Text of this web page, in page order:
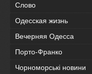
Слово
Одесская жизнь
Вечерняя Одесса
Порто-Франко
Чорноморські новини